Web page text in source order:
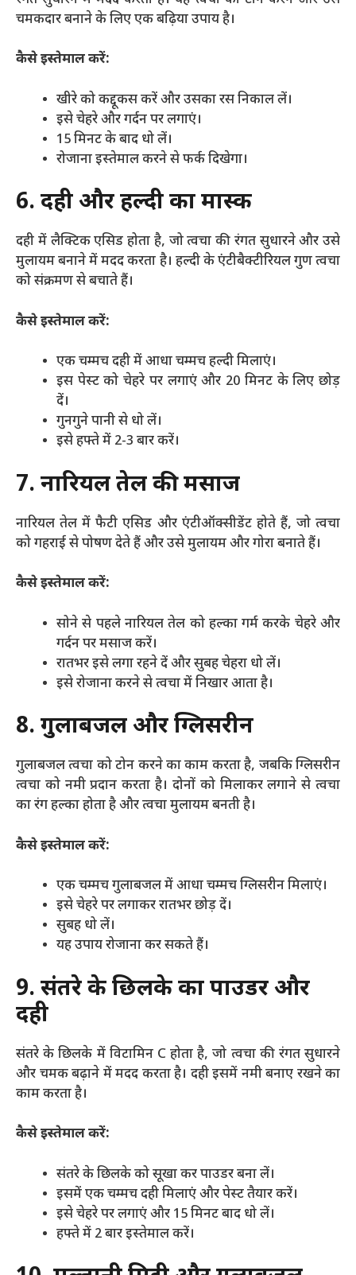
चमकदार बनाने के लिए एक बढ़िया उपाय है।
कैसे इस्तेमाल करें:
खीरे को कद्दूकस करें और उसका रस निकाल लें।
इसे चेहरे और गर्दन पर लगाएं।
15 मिनट के बाद धो लें।
रोजाना इस्तेमाल करने से फर्क दिखेगा।
6. दही और हल्दी का मास्क
दही में लैक्टिक एसिड होता है, जो त्वचा की रंगत सुधारने और उसे
मुलायम बनाने में मदद करता है। हल्दी के एंटीबैक्टीरियल गुण त्वचा
को संक्रमण से बचाते हैं।
कैसे इस्तेमाल करें:
एक चम्मच दही में आधा चम्मच हल्दी मिलाएं।
इस पेस्ट को चेहरे पर लगाएं और 20 मिनट के लिए छोड़
दें।
गुनगुने पानी से धो लें।
इसे हफ्ते में 2-3 बार करें।
7. नारियल तेल की मसाज
नारियल तेल में फैटी एसिड और एंटीऑक्सीडेंट होते हैं, जो त्वचा
को गहराई से पोषण देते हैं और उसे मुलायम और गोरा बनाते हैं।
कैसे इस्तेमाल करें:
सोने से पहले नारियल तेल को हल्का गर्म करके चेहरे और
गर्दन पर मसाज करें।
रातभर इसे लगा रहने दें और सुबह चेहरा धो लें।
इसे रोजाना करने से त्वचा में निखार आता है।
8. गुलाबजल और ग्लिसरीन
गुलाबजल त्वचा को टोन करने का काम करता है, जबकि ग्लिसरीन
त्वचा को नमी प्रदान करता है। दोनों को मिलाकर लगाने से त्वचा
का रंग हल्का होता है और त्वचा मुलायम बनती है।
कैसे इस्तेमाल करें:
एक चम्मच गुलाबजल में आधा चम्मच ग्लिसरीन मिलाएं।
इसे चेहरे पर लगाकर रातभर छोड़ दें।
सुबह धो लें।
यह उपाय रोजाना कर सकते हैं।
9. संतरे के छिलके का पाउडर और
दही
संतरे के छिलके में विटामिन C होता है, जो त्वचा की रंगत सुधारने
और चमक बढ़ाने में मदद करता है। दही इसमें नमी बनाए रखने का
काम करता है।
कैसे इस्तेमाल करें:
संतरे के छिलके को सूखा कर पाउडर बना लें।
इसमें एक चम्मच दही मिलाएं और पेस्ट तैयार करें।
इसे चेहरे पर लगाएं और 15 मिनट बाद धो लें।
हफ्ते में 2 बार इस्तेमाल करें।